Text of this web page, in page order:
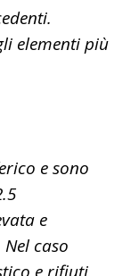
elementi più
e sono
e
caso